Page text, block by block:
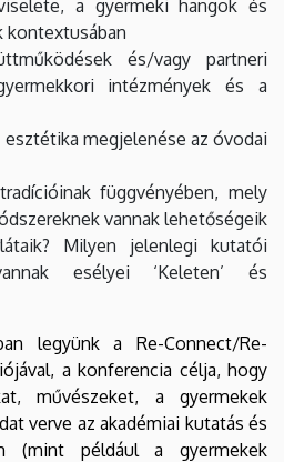
a gyermeki hangok és
kontextusában
és/vagy partneri
intézmények és a
esztétika megjelenése az óvodai
függvényében, mely
vannak lehetőségeik
Milyen jelenlegi kutatói
esélyei ‘Keleten’ és
legyünk a Re-Connect/Re-
a konferencia célja, hogy
művészeket, a gyermekek
verve az akadémiai kutatás és
(mint például a gyermekek